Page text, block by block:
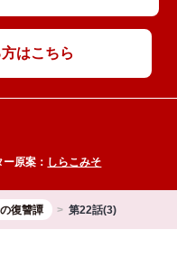
はこちら
原案： しらこみそ
復讐譚 第22話(3)